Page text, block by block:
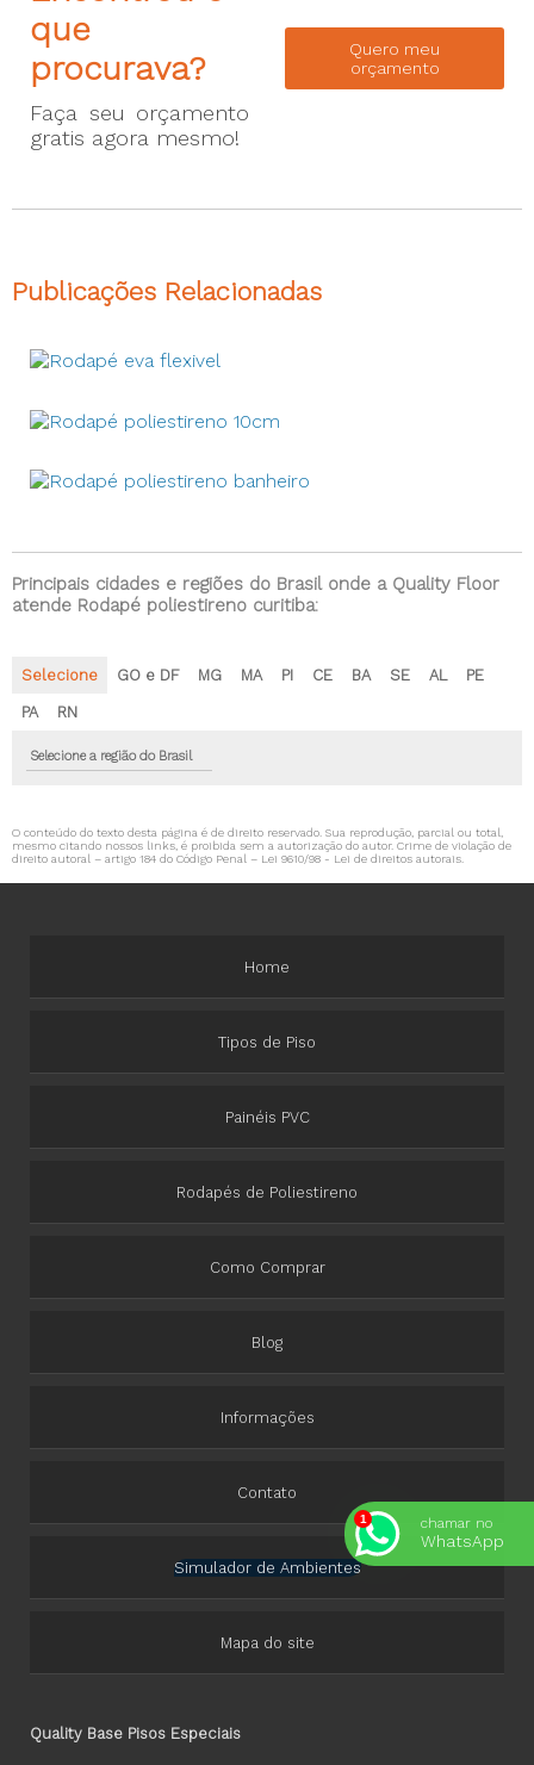
que
procurava?
Faça seu orçamento
gratis agora mesmo!
Quero meu
orçamento
Publicações Relacionadas
Principais cidades e regiões do Brasil onde a Quality Floor
atende Rodapé poliestireno curitiba:
Selecione GO e DF MG MA PI CE BA SE AL PE
PA RN
Selecione a região do Brasil
O conteúdo do texto desta página é de direito reservado. Sua reprodução, parcial ou total,
mesmo citando nossos links, é proibida sem a autorização do autor. Crime de violação de
direito autoral – artigo 184 do Código Penal – Lei 9610/98 - Lei de direitos autorais.
Home
Tipos de Piso
Painéis PVC
Rodapés de Poliestireno
Como Comprar
Blog
Informações
Contato
Simulador de Ambientes
Mapa do site
Quality Base Pisos Especiais
chamar no
WhatsApp